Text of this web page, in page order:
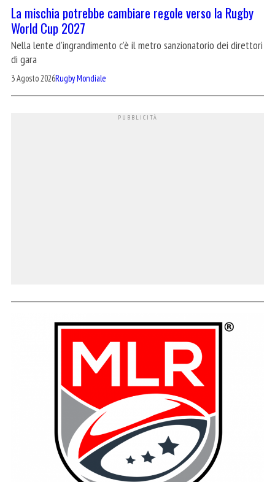
La mischia potrebbe cambiare regole verso la Rugby
World Cup 2027
Nella lente d'ingrandimento c'è il metro sanzionatorio dei direttori
di gara
3 Agosto 2026Rugby Mondiale